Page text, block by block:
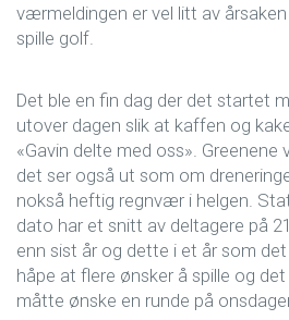
værmeldingen er vel litt av
spille golf.
Det ble en fin dag der det startet
utover dagen slik at kaffen og
«Gavin delte med oss».
det ser også ut som om
nokså heftig regnvær i helgen.
dato har et snitt av deltagere på
enn sist år og dette i et år som
håpe at flere ønsker å spille og
måtte ønske en runde på